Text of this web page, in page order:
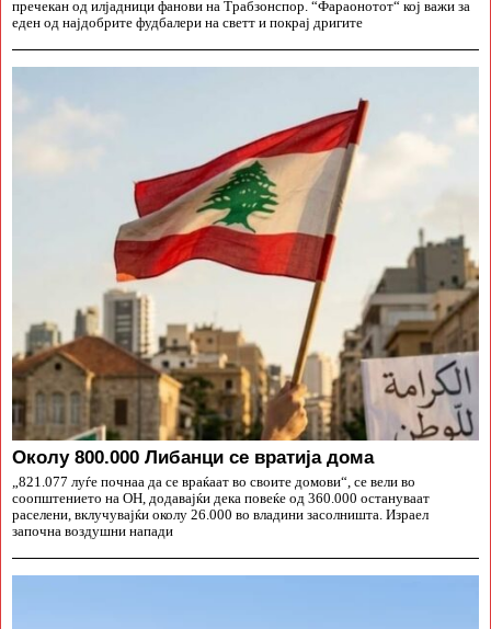
пречекан од илјадници фанови на Трабзонспор. “Фараонотот“ кој важи за
еден од најдобрите фудбалери на светт и покрај дригите
Околу 800.000 Либанци се вратија дома
„821.077 луѓе почнаа да се враќаат во своите домови“, се вели во
соопштението на ОН, додавајќи дека повеќе од 360.000 остануваат
раселени, вклучувајќи околу 26.000 во владини засолништа. Израел
започна воздушни напади